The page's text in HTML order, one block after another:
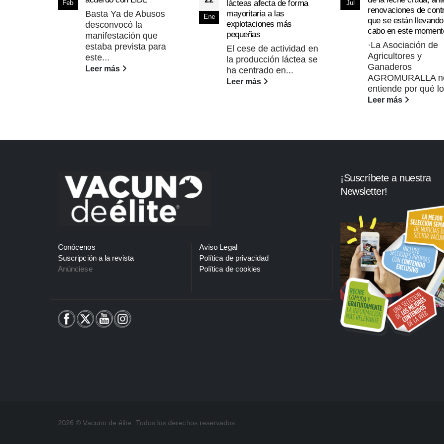
Feb
Basta Ya de Abusos
desconvocó la
manifestación que
estaba prevista para
este...
Leer más
Ene
lácteas afecta de forma
mayoritaria a las
explotaciones más
pequeñas
El cese de actividad en
la producción láctea se
ha centrado en...
Leer más
Jul
renovaciones de
que se están
cabo en este
·La Asociación de
Agricultores y
Ganaderos
AGROMURALLA
entiende por qué
Leer más
Conócenos
Suscripción a la revista
Anúnciese
Aviso Legal
Política de privacidad
Política de cookies
¡Suscríbete a nuestra
Newsletter!
2026 © Vacuno de élite. Todos los derechos reservados